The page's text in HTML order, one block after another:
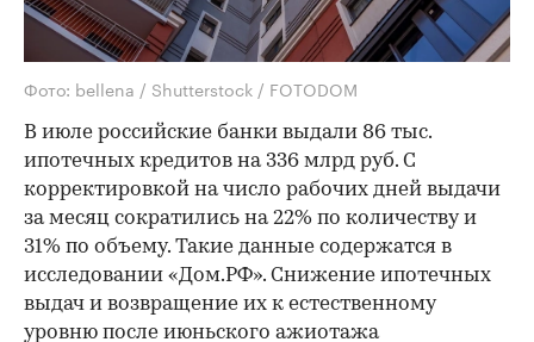
Фото: bellena / Shutterstock / FOTODOM
В июле российские банки выдали 86 тыс.
ипотечных кредитов на 336 млрд руб. С
корректировкой на число рабочих дней выдачи
за месяц сократились на 22% по количеству и
31% по объему. Такие данные содержатся в
исследовании «Дом.РФ». Снижение ипотечных
выдач и возвращение их к естественному
уровню после июньского ажиотажа